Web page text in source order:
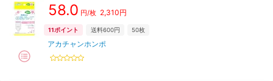
58.0 円/枚 2,310円
11ポイント 送料600円 50枚
アカチャンホンポ